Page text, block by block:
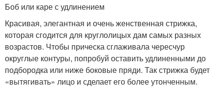
Боб или каре с удлинением
Красивая, элегантная и очень женственная стрижка,
которая сгодится для круглолицых дам самых разных
возрастов. Чтобы прическа сглаживала чересчур
округлые контуры, попробуй оставить удлиненными до
подбородка или ниже боковые пряди. Так стрижка будет
«вытягивать» лицо и сделает его более утонченным.